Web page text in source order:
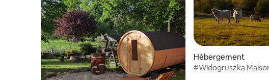
Hébergement
#Widogruszka Maison avec baignoire en